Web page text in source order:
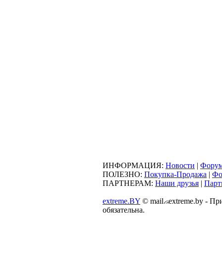
ИНФОРМАЦИЯ: Новости |
ПОЛЕЗНО: Покупка-Продажа |
ПАРТНЕРАМ: Наши друзья |
extreme.BY © mail
extreme.by -
обязательна.